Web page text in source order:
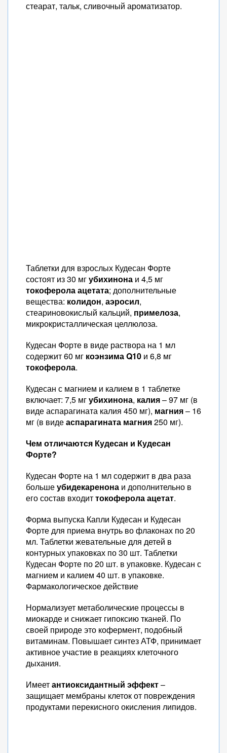
стеарат, тальк, сливочный ароматизатор.
Таблетки для взрослых Кудесан Форте
состоят из 30 мгубихинона и 4,5 мг
токоферола ацетата; дополнительные
вещества: колидон, аэросил,
стеариновокислый кальций, примелоза,
микрокристаллическая целлюлоза.
Кудесан Форте в виде раствора на 1 мл
содержит 60 мг коэнзима Q10 и 6,8 мг
токоферола.
Кудесан с магнием и калием в 1 таблетке
включает: 7,5 мгубихинона, калия– 97 мг (в
виде аспарагината калия 450 мг), магния– 16
мг (в видеаспарагината магния250 мг).
Чем отличаются Кудесан и Кудесан
Форте?
Кудесан Форте на 1 мл содержит в два раза
большеубидекаренона и дополнительно в
его состав входиттокоферола ацетат.
Форма выпуска Капли Кудесан и Кудесан
Форте для приема внутрь во флаконах по 20
мл. Таблетки жевательные для детей в
контурных упаковках по 30 шт. Таблетки
Кудесан Форте по 20 шт. в упаковке. Кудесан с
магнием и калием 40 шт. в упаковке.
Фармакологическое действие
Нормализует метаболические процессы в
миокарде и снижает гипоксию тканей. По
своей природе это кофермент, подобный
витаминам. Повышает синтез АТФ, принимает
активное участие в реакциях клеточного
дыхания.
Имеетантиоксидантный эффект–
защищает мембраны клеток от повреждения
продуктами перекисного окисления липидов.